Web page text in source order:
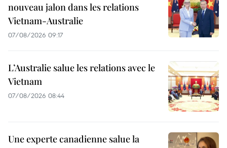
nouveau jalon dans les relations
Vietnam-Australie
07/08/2026 09:17
L’Australie salue les relations avec le
Vietnam
07/08/2026 08:44
Une experte canadienne salue la